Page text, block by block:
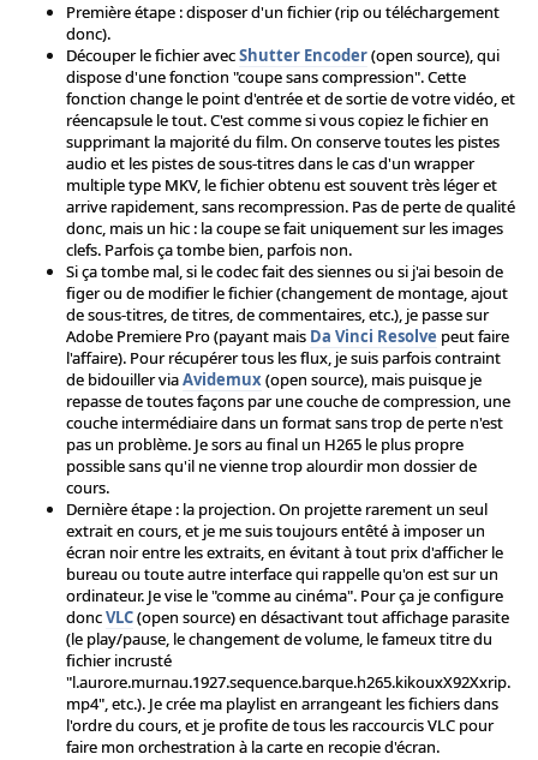
Première étape : disposer d'un fichier (rip ou téléchargement
donc).
Découper le fichier avecShutter Encoder(open source), qui
dispose d'une fonction "coupe sans compression". Cette
fonction change le point d'entrée et de sortie de votre vidéo, et
réencapsule le tout. C'est comme si vous copiez le fichier en
supprimant la majorité du film. On conserve toutes les pistes
audio et les pistes de sous-titres dans le cas d'un wrapper
multiple type MKV, le fichier obtenu est souvent très léger et
arrive rapidement, sans recompression. Pas de perte de qualité
donc, mais un hic : la coupe se fait uniquement sur les images
clefs. Parfois ça tombe bien, parfois non.
Si ça tombe mal, si le codec fait des siennes ou si j'ai besoin de
figer ou de modifier le fichier (changement de montage, ajout
de sous-titres, de titres, de commentaires, etc.), je passe sur
Adobe Premiere Pro (payant mais Da Vinci Resolve peut faire
l'affaire). Pour récupérer tous les flux, je suis parfois contraint
de bidouiller viaAvidemux(open source), mais puisque je
repasse de toutes façons par une couche de compression, une
couche intermédiaire dans un format sans trop de perte n'est
pas un problème. Je sors au final un H265 le plus propre
possible sans qu'il ne vienne trop alourdir mon dossier de
cours.
Dernière étape : la projection. On projette rarement un seul
extrait en cours, et je me suis toujours entêté à imposer un
écran noir entre les extraits, en évitant à tout prix d'afficher le
bureau ou toute autre interface qui rappelle qu'on est sur un
ordinateur. Je vise le "comme au cinéma". Pour ça je configure
doncVLC(open source) en désactivant tout affichage parasite
(le play/pause, le changement de volume, le fameux titre du
fichier incrusté
"l.aurore.murnau.1927.sequence.barque.h265.kikouxX92Xxrip.
mp4", etc.). Je crée ma playlist en arrangeant les fichiers dans
l'ordre du cours, et je profite de tous les raccourcis VLC pour
faire mon orchestration à la carte en recopie d'écran.